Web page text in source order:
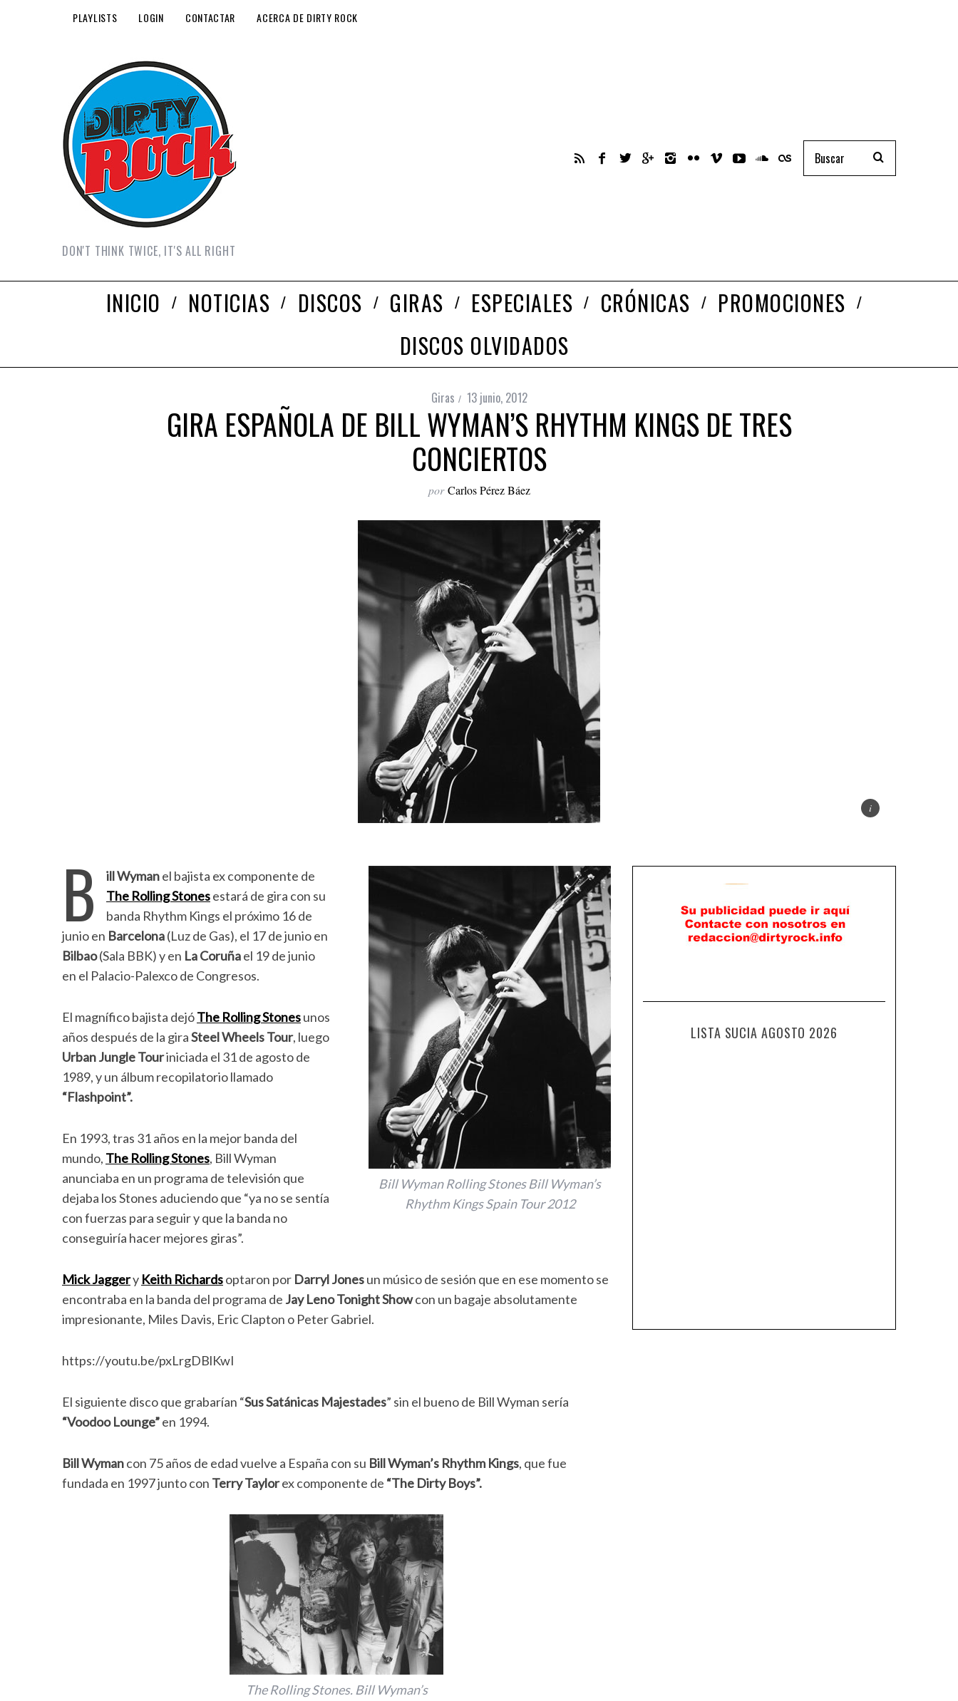
PLAYLISTS LOGIN CONTACTAR ACERCA DE DIRTY ROCK
DON'T THINK TWICE, IT'S ALL RIGHT
INICIO NOTICIAS DISCOS GIRAS ESPECIALES CRÓNICAS
PROMOCIONES
DISCOS OLVIDADOS
Giras 13 junio, 2012
GIRA ESPAÑOLA DE BILL WYMAN’S RHYTHM KINGS DE TRES
CONCIERTOS
por Carlos Pérez Báez
Bill Wyman Rolling Stones Bill Wyman’s
Rhythm Kings Spain Tour 2012
B ill Wymanel bajista ex componente de
The Rolling Stonesestará de gira con su
banda Rhythm Kings el próximo 16 de
junio en Barcelona(Luz de Gas), el 17 de junio en
Bilbao(Sala BBK) y en La Coruñael 19 de junio
en el Palacio-Palexco de Congresos.
El magnífico bajista dejóThe Rolling Stonesunos
años después de la giraSteel Wheels Tour, luego
Urban Jungle Touriniciada el 31 de agosto de
1989, y un álbum recopilatorio llamado
“Flashpoint”.
En 1993, tras 31 años en la mejor banda del
mundo, The Rolling Stones, Bill Wyman
anunciaba en un programa de televisión que
dejaba los Stones aduciendo que “ya no se sentía
con fuerzas para seguir y que la banda no
conseguiría hacer mejores giras”.
Mick Jaggery Keith Richardsoptaron por Darryl Jonesun músico de sesión que en ese momento se
encontraba en la banda del programa de Jay Leno Tonight Showcon un bagaje absolutamente
impresionante, Miles Davis, Eric Clapton o Peter Gabriel.
https://youtu.be/pxLrgDBlKwI
El siguiente disco que grabarían “Sus Satánicas Majestades” sin el bueno de Bill Wyman sería
“Voodoo Lounge”en 1994.
Bill Wymancon 75 años de edad vuelve a España con su Bill Wyman’s Rhythm Kings, que fue
fundada en 1997 junto con Terry Taylorex componente de “The Dirty Boys”.
The Rolling Stones. Bill Wyman’s
LISTA SUCIA AGOSTO 2026